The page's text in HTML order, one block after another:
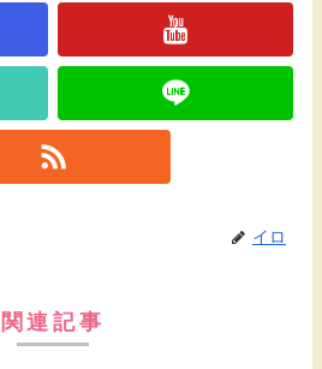
イロ
関連記事